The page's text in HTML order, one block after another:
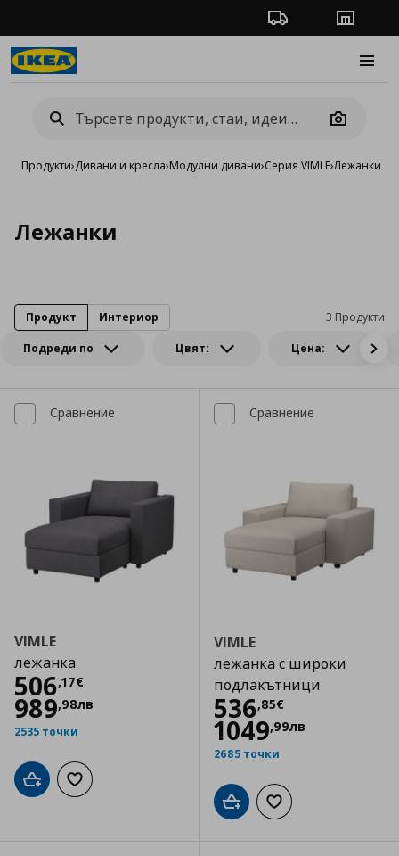
Проследяване на
Camera
Продукти›Дивани и кресла›Модулни дивани›Серия VIMLE›Лежанки
Лежанки
Подреди по Цвят: Цена:
3 Продукти
Продукт Интериор
Сравнение
VIMLE
лежанка
506,17€
Цена
989,98лв
2535 точки
Добави в кошницата
Добави към списъка с любими
Сравнение
VIMLE
лежанка с широки
подлакътници
536,85€
Цена
1049,99лв
2685 точки
Добави в кошницата
Добави към